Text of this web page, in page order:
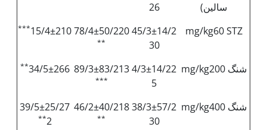
سالین)
26
mg/kg60 STZ
45/3±14/2
30
78/4±50/220
**
15/4±210
***
شنگ mg/kg200
4/3±14/22
5
89/3±83/213
***
34/5±266
**
شنگ mg/kg400
38/3±57/2
30
46/2±40/218
**
39/5±25/27
2
**